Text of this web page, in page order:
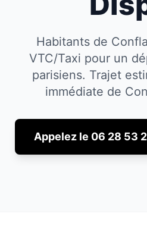
Habitants de
VTC/Taxi pour un
parisiens. Trajet
immédiate de
Appelez le 06 28 53